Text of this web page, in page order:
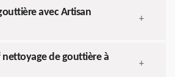
avec Artisan
+
de gouttière à
+